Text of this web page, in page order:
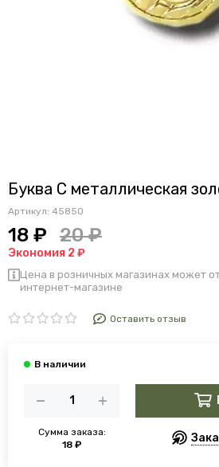
Буква С металлическая
Артикул: 45850
18 ₽ 20 ₽
Экономия 2 ₽
Цена в розничных магазинах может
интернет-магазине
Оставить отзыв
Сумма заказа:
18 ₽